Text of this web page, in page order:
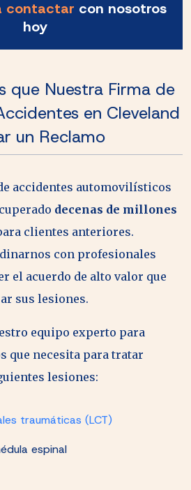
contactar con nosotros
hoy
que Nuestra Firma de
en Cleveland
un Reclamo
accidentes automovilísticos
decenas de millones
clientes anteriores.
con profesionales
el acuerdo de alto valor que
sus lesiones.
equipo experto para
que necesita para tratar
lesiones:
traumáticas (LCT)
espinal